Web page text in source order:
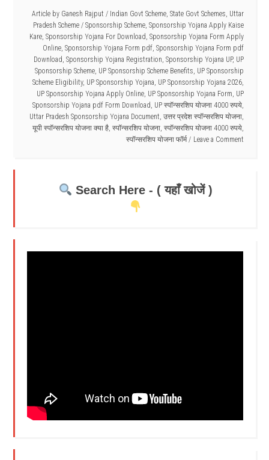
Article by Ganesh Rajput / Indian Govt Scheme, State Govt Schemes, Uttar
Pradesh Scheme / Sponsorship Scheme, Sponsorship Yojana Apply Kaise
Kare, Sponsorship Yojana For Download, Sponsorship Yojana Form Apply
Online, Sponsorship Yojana Form pdf, Sponsorship Yojana Form pdf
Download, Sponsorship Yojana Registration, Sponsorship Yojana UP, UP
Sponsorship Scheme, UP Sponsorship Scheme Benefits, UP Sponsorship
Scheme Eligibility, UP Sponsorship Yojana, UP Sponsorship Yojana 2026,
UP Sponsorship Yojana Apply Online, UP Sponsorship Yojana Form, UP
Sponsorship Yojana pdf Form Download, UP स्पॉन्सरशिप योजना 4000 रुपये,
Uttar Pradesh Sponsorship Yojana Document, उत्तर प्रदेश स्पॉन्सरशिप योजना,
यूपी स्पॉन्सरशिप योजना क्या है, स्पॉन्सरशिप योजना, स्पॉन्सरशिप योजना 4000 रुपये,
स्पॉन्सरशिप योजना फॉर्म
Leave a Comment
Search Here - ( यहाँ खोजें )